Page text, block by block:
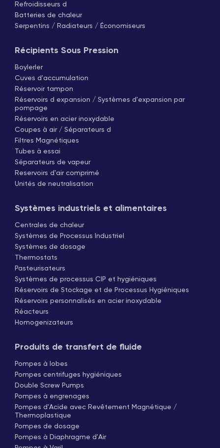
Refroidisseurs d
Batteries de chaleur
Serpentins / Radiateurs / Économiseurs
Récipients Sous Pression
Boylerler
Cuves d'accumulation
Réservoir tampon
Réservoirs d expansion / Systèmes d'expansion par
pompage
Réservoirs en acier inoxydable
Coupes à air / Séparateurs d
Filtres Magnétiques
Tubes à essai
Séparateurs de vapeur
Reservoirs d'air comprimé
Unités de neutralisation
Systèmes industriels et alimentaires
Centrales de chaleur
Systèmes de Processus Industriel
Systèmes de dosage
Thermostats
Pasteurisateurs
Systèmes de processus CIP et hygiéniques
Réservoirs de Stockage et de Processus Hygiéniques
Réservoirs personnalisés en acier inoxydable
Réacteurs
Homogenizateurs
Produits de transfert de fluide
Pompes à lobes
Pompes centrifuges hygiéniques
Double Screw Pumps
Pompes à engrenages
Pompes d'Acide avec Revêtement Magnétique /
Thermoplastique
Pompes de dosage
Pompes à Diaphragme d'Air